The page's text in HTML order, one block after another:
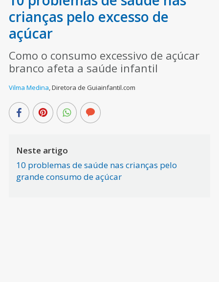
crianças pelo excesso de
açúcar
Como o consumo excessivo de açúcar
branco afeta a saúde infantil
Vilma Medina,Diretora de Guiainfantil.com
Neste artigo
10 problemas de saúde nas crianças pelo
grande consumo de açúcar